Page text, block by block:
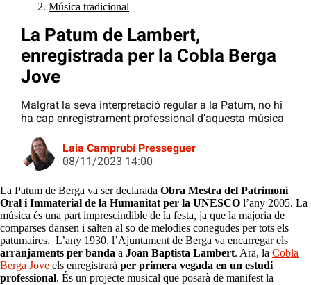
Música tradicional
La Patum de Lambert,
enregistrada per la Cobla Berga
Jove
Malgrat la seva interpretació regular a la Patum, no hi
ha cap enregistrament professional d’aquesta música
Laia Camprubí Presseguer
08/11/2023 14:00
La Patum de Berga va ser declarada Obra Mestra del Patrimoni
Oral i Immaterial de la Humanitat per la UNESCO l’any 2005. La
música és una part imprescindible de la festa, ja que la majoria de
comparses dansen i salten al so de melodies conegudes per tots els
patumaires. L’any 1930, l’Ajuntament de Berga va encarregar els
arranjaments per banda a Joan Baptista Lambert. Ara, la Cobla
Berga Jove els enregistrarà per primera vegada en un estudi
professional. És un projecte musical que posarà de manifest la